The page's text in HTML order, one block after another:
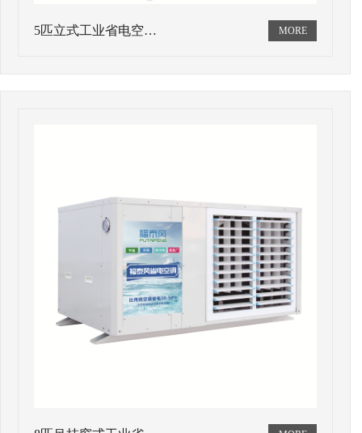
5匹立式工业省电空…